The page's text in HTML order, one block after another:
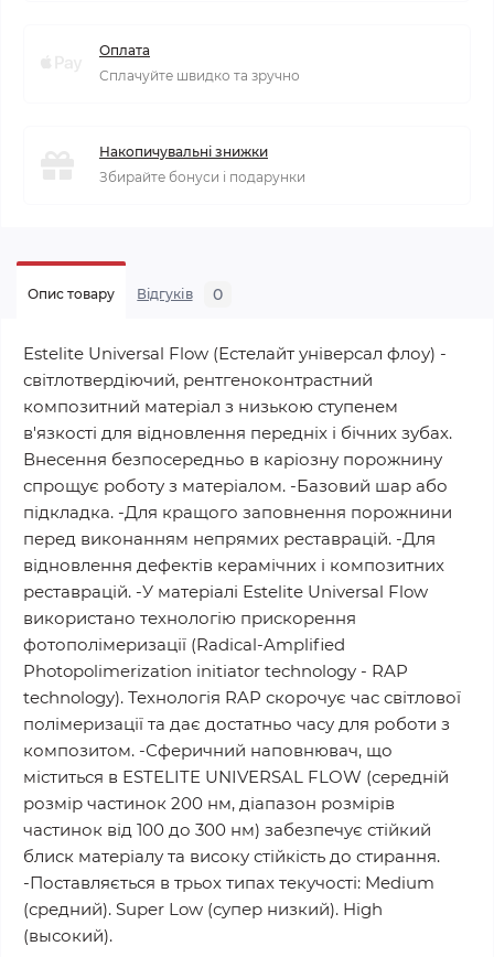
Оплата
Сплачуйте швидко та зручно
Накопичувальні знижки
Збирайте бонуси і подарунки
Опис товару Відгуків 0
Estelite Universal Flow (Естелайт універсал флоу) -
світлотвердіючий, рентгеноконтрастний
композитний матеріал з низькою ступенем
в'язкості для відновлення передніх і бічних зубах.
Внесення безпосередньо в каріозну порожнину
спрощує роботу з матеріалом. -Базовий шар або
підкладка. -Для кращого заповнення порожнини
перед виконанням непрямих реставрацій. -Для
відновлення дефектів керамічних і композитних
реставрацій. -У матеріалі Estelite Universal Flow
використано технологію прискорення
фотополімеризації (Radical-Amplified
Photopolimerization initiator technology - RAP
technology). Технологія RAP скорочує час світлової
полімеризації та дає достатньо часу для роботи з
композитом. -Сферичний наповнювач, що
міститься в ESTELITE UNIVERSAL FLOW (середній
розмір частинок 200 нм, діапазон розмірів
частинок від 100 до 300 нм) забезпечує стійкий
блиск матеріалу та високу стійкість до стирання.
-Поставляється в трьох типах текучості: Medium
(средний). Super Low (супер низкий). High
(высокий).